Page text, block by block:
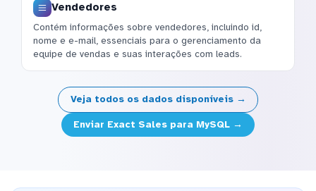
Vendedores
Contém informações sobre vendedores, incluindo id,
nome e e-mail, essenciais para o gerenciamento da
equipe de vendas e suas interações com leads.
Veja todos os dados disponíveis →
Enviar Exact Sales para MySQL →